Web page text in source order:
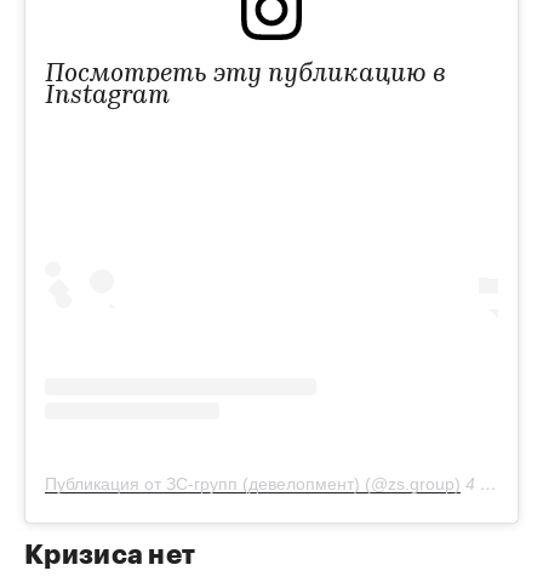
Посмотреть эту публикацию в
Instagram
Публикация от ЗС-групп (девелопмент) (@zs.group) 4 Дек 2019 в 3:53 PST
Кризиса нет